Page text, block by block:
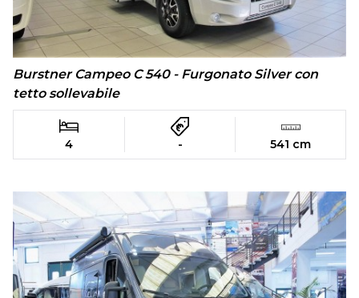
Burstner Campeo C 540 - Furgonato Silver con
tetto sollevabile
4 - 541 cm